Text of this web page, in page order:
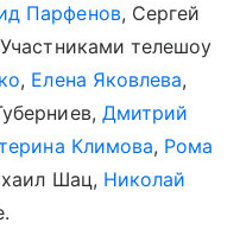
Парфенов, Сергей
телешоу
, Елена Яковлева,
Дмитрий
Климова, Рома
Шац, Николай